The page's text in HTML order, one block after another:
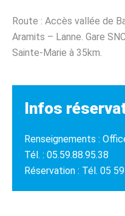
Route : Accès vallée de
Aramits – Lanne. Gare
Sainte-Marie à 35km.
Infos
Renseignements :
Tél. : 05.59.88.95.38
Réservation : Tél. 05